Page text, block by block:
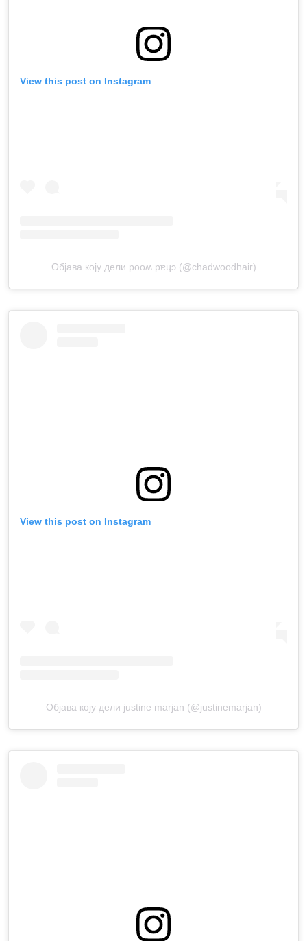
View this post on Instagram
Објава коју дели pooʍ pɐɥɔ (@chadwoodhair)
View this post on Instagram
Објава коју дели justine marjan (@justinemarjan)